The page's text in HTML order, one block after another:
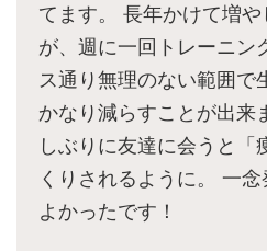
てます。 長年かけて増
が、週に一回トレーニン
ス通り無理のない範囲で
かなり減らすことが出来
しぶりに友達に会うと「
くりされるように。 一
よかったです！